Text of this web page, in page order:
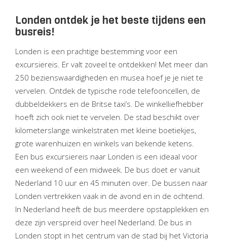
Londen ontdek je het beste tijdens een
busreis!
Londen is een prachtige bestemming voor een
excursiereis. Er valt zoveel te ontdekken! Met meer dan
250 bezienswaardigheden en musea hoef je je niet te
vervelen. Ontdek de typische rode telefooncellen, de
dubbeldekkers en de Britse taxi’s. De winkelliefhebber
hoeft zich ook niet te vervelen. De stad beschikt over
kilometerslange winkelstraten met kleine boetiekjes,
grote warenhuizen en winkels van bekende ketens.
Een bus excursiereis naar Londen is een ideaal voor
een weekend of een midweek. De bus doet er vanuit
Nederland 10 uur en 45 minuten over. De bussen naar
Londen vertrekken vaak in de avond en in de ochtend.
In Nederland heeft de bus meerdere opstapplekken en
deze zijn verspreid over heel Nederland. De bus in
Londen stopt in het centrum van de stad bij het Victoria